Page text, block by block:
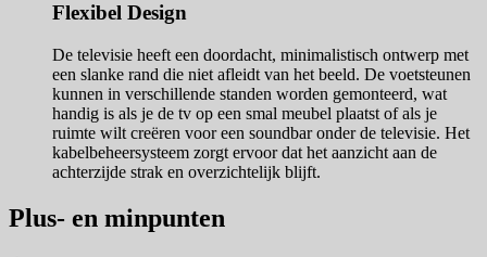
Flexibel Design
De televisie heeft een doordacht, minimalistisch ontwerp met
een slanke rand die niet afleidt van het beeld. De voetsteunen
kunnen in verschillende standen worden gemonteerd, wat
handig is als je de tv op een smal meubel plaatst of als je
ruimte wilt creëren voor een soundbar onder de televisie. Het
kabelbeheersysteem zorgt ervoor dat het aanzicht aan de
achterzijde strak en overzichtelijk blijft.
Plus- en minpunten